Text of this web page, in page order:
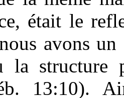
était le
avons
structure
13:10).